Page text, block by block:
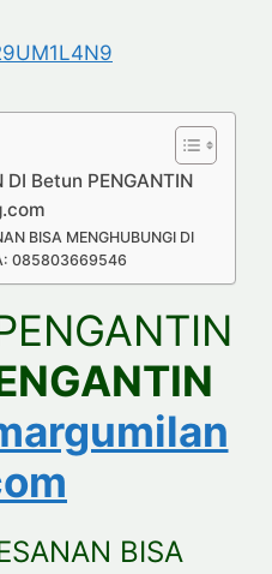
DI Betun PENGANTIN
BISA MENGHUBUNGI DI
085803669546
BISA